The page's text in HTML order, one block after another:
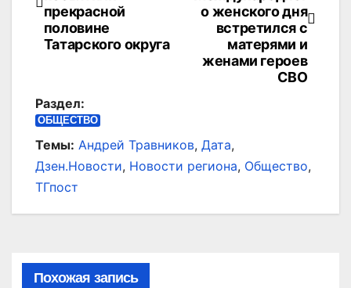
записям
о женского дня
встретился с
матерями и
женами героев
СВО
прекрасной
половине
Татарского округа
Раздел:
ОБЩЕСТВО
Темы: Андрей Травников, Дата,
Дзен.Новости, Новости региона, Общество,
ТГпост
Похожая запись